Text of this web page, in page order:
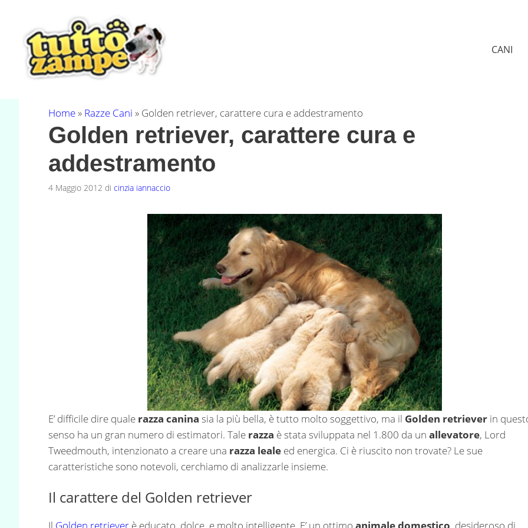
contenuto
CANI
Home» Razze Cani » Golden retriever, carattere cura e addestramento
Golden retriever, carattere cura e
addestramento
4 Maggio 2012 di cinzia iannaccio
E’ difficile dire quale razza canina sia la più bella, è tutto molto soggettivo, ma il Golden retriever in
senso ha un gran numero di estimatori. Tale razza è stata sviluppata nel 1.800 da un allevatore, Lord
Tweedmouth, intenzionato a creare una razza leale ed energica. Ci è riuscito non trovate? Le sue
caratteristiche sono notevoli, cerchiamo di analizzarle insieme.
Il carattere del Golden retriever